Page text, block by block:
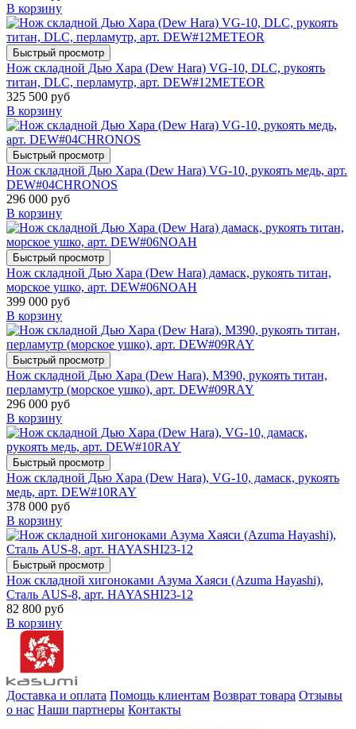
В корзину
Быстрый просмотр
Нож складной Дью Хара (Dew Hara) VG-10, DLC, рукоять
титан, DLC, перламутр, арт. DEW#12METEOR
325 500 руб
В корзину
Быстрый просмотр
Нож складной Дью Хара (Dew Hara) VG-10, рукоять медь, арт.
DEW#04CHRONOS
296 000 руб
В корзину
Быстрый просмотр
Нож складной Дью Хара (Dew Hara) дамаск, рукоять титан,
морское ушко, арт. DEW#06NOAH
399 000 руб
В корзину
Быстрый просмотр
Нож складной Дью Хара (Dew Hara), M390, рукоять титан,
перламутр (морское ушко), арт. DEW#09RAY
296 000 руб
В корзину
Быстрый просмотр
Нож складной Дью Хара (Dew Hara), VG-10, дамаск, рукоять
медь, арт. DEW#10RAY
378 000 руб
В корзину
Быстрый просмотр
Нож складной хигоноками Азума Хаяси (Azuma Hayashi),
Сталь AUS-8, арт. HAYASHI23-12
82 800 руб
В корзину
Доставка и оплата Помощь клиентам Возврат товара Отзывы
о нас Наши партнеры Контакты